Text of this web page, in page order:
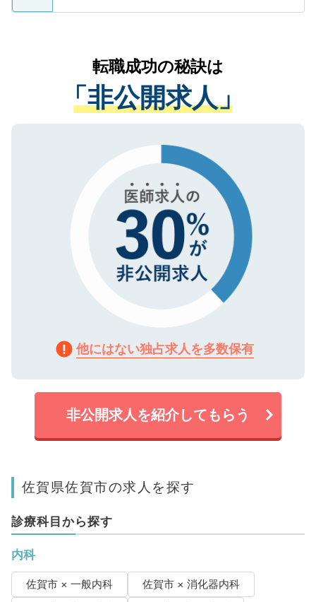
ているすべての個人データはご本人の許可
は、個人情報の取り扱いについての厳密な
管理基準を満たした事業者のみに付与され
る、プライバシーマークを取得済みです。
ご登録いただいた個人情報は、SSL（デー
で、機密保持に関してもご安心ください。
かがいして、現在の医療機関の状況や紹介
経験をまじえながら、適切なアドバイスを
させていただきます。すぐにご転職をされ
ない方には、長期的なサポートが可能です
ので、まずはご登録ください。
転職成功の秘訣は
「非公開求人」
他にはない独占求人を多数保有
非公開求人を紹介してもらう
佐賀県佐賀市の求人を探す
診療科目から探す
内科
佐賀市 × 一般内科
佐賀市 × 消化器内科